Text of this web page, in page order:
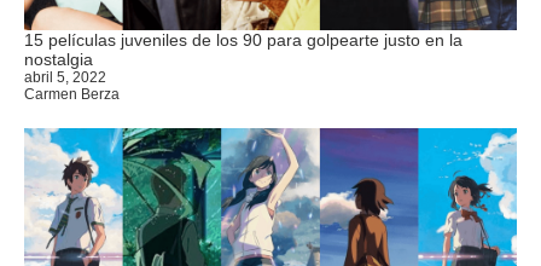
15 películas juveniles de los 90 para golpearte justo en la
nostalgia
abril 5, 2022
Carmen Berza